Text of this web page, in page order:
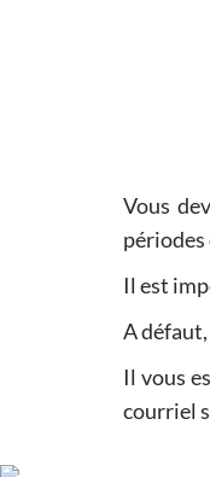
Vous
Il est
A
Il vous
courriel